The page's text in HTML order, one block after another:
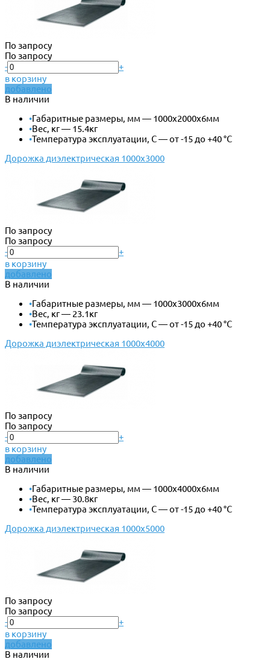
По запросу
По запросу
-
+
в корзину
добавлено
В наличии
•Габаритные размеры, мм — 1000х2000х6мм
•Вес, кг — 15.4кг
•Температура эксплуатации, С — от -15 до +40 °С
Дорожка диэлектрическая 1000х3000
По запросу
По запросу
-
+
в корзину
добавлено
В наличии
•Габаритные размеры, мм — 1000х3000х6мм
•Вес, кг — 23.1кг
•Температура эксплуатации, С — от -15 до +40 °С
Дорожка диэлектрическая 1000х4000
По запросу
По запросу
-
+
в корзину
добавлено
В наличии
•Габаритные размеры, мм — 1000х4000х6мм
•Вес, кг — 30.8кг
•Температура эксплуатации, С — от -15 до +40 °С
Дорожка диэлектрическая 1000х5000
По запросу
По запросу
-
+
в корзину
добавлено
В наличии